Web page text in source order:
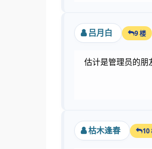
吕月白 9 楼
估计是管理员的朋
枯木逢春 10